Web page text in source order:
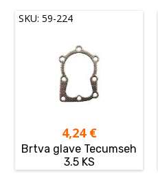
SKU: 59-224
4,24 €
Brtva glave Tecumseh
3.5 KS